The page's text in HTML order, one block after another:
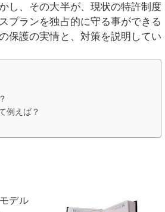
し、その大半が、現状の特許制度
プランを独占的に守る事ができる
保護の実情と、対策を説明してい
例えば？
デル